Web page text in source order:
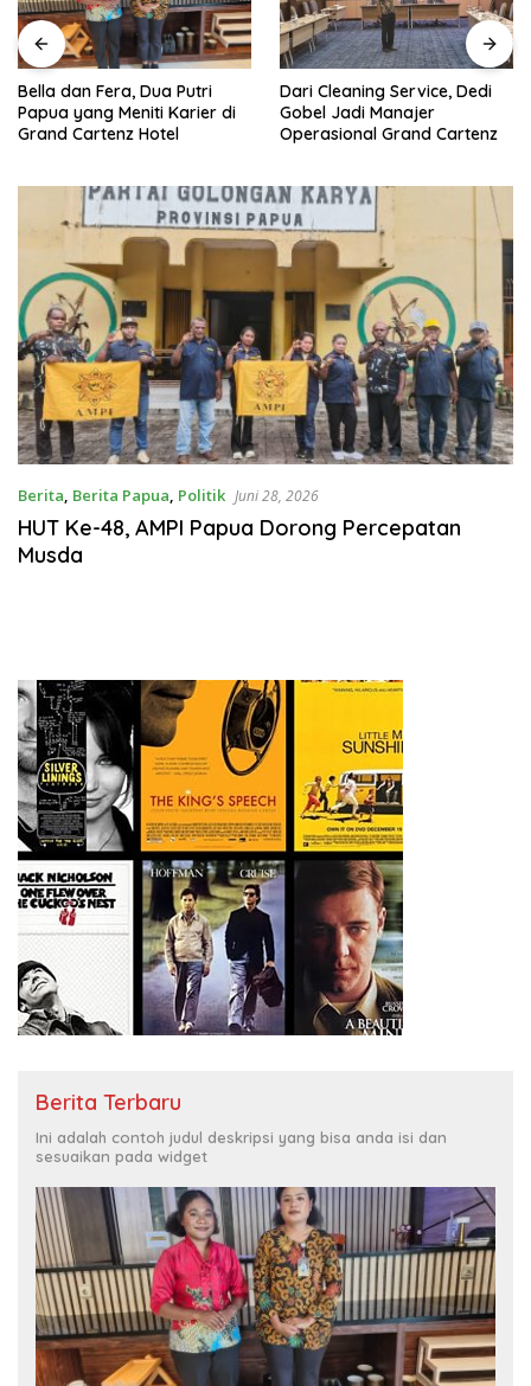
Bella dan Fera, Dua Putri
Papua yang Meniti Karier di
Grand Cartenz Hotel
Dari Cleaning Service, Dedi
Gobel Jadi Manajer
Operasional Grand Cartenz
Berita, Berita Papua, Politik Juni 28, 2026
HUT Ke-48, AMPI Papua Dorong Percepatan
Musda
Berita Terbaru
Ini adalah contoh judul deskripsi yang bisa anda isi dan
sesuaikan pada widget